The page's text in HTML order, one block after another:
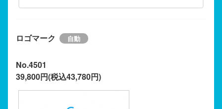
ロゴマーク
No.4501
39,800円(税込43,780円)